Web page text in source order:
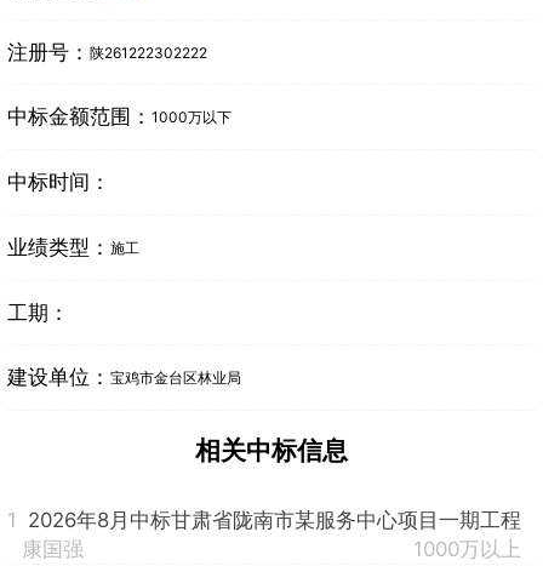
注册号： 陕261222302222
中标金额范围： 1000万以下
中标时间：
业绩类型： 施工
工期：
建设单位： 宝鸡市金台区林业局
相关中标信息
1 2026年8月中标甘肃省陇南市某服务中心项目一期工程
康国强
1000万以上